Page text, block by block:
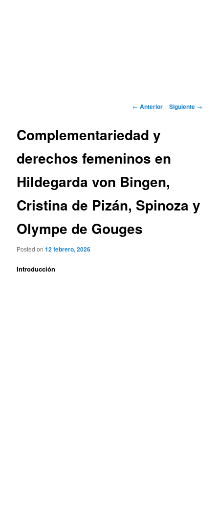
Navegación
← Anterior Siguiente →
Complementariedad y
derechos femeninos en
Hildegarda von Bingen,
Cristina de Pizán, Spinoza y
Olympe de Gouges
Posted on12 febrero, 2026
Introducción